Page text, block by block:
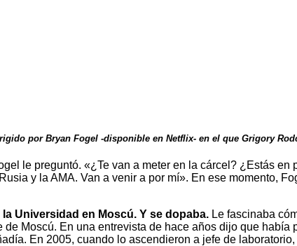
por Bryan Fogel -disponible en Netflix- en el que Grigory
le preguntó. «¿Te van a meter en la cárcel? ¿Estás
y la AMA. Van a venir a por mí». En ese momento,
Universidad en Moscú. Y se dopaba. Le fascinaba
Moscú. En una entrevista de hace años dijo que
En 2005, cuando lo ascendieron a jefe de